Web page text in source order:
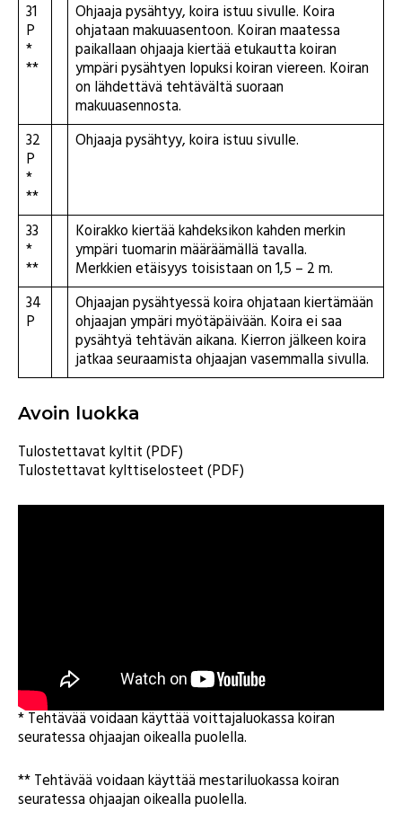
31
P
*
**
Ohjaaja pysähtyy, koira istuu sivulle. Koira
ohjataan makuuasentoon. Koiran maatessa
paikallaan ohjaaja kiertää etukautta koiran
ympäri pysähtyen lopuksi koiran viereen. Koiran
on lähdettävä tehtävältä suoraan
makuuasennosta.
32
P
*
**
Ohjaaja pysähtyy, koira istuu sivulle.
33
*
**
Koirakko kiertää kahdeksikon kahden merkin
ympäri tuomarin määräämällä tavalla.
Merkkien etäisyys toisistaan on 1,5 – 2 m.
34
P
Ohjaajan pysähtyessä koira ohjataan kiertämään
ohjaajan ympäri myötäpäivään. Koira ei saa
pysähtyä tehtävän aikana. Kierron jälkeen koira
jatkaa seuraamista ohjaajan vasemmalla sivulla.
Avoin luokka
Tulostettavat kyltit (PDF)
Tulostettavat kylttiselosteet (PDF)
* Tehtävää voidaan käyttää voittajaluokassa koiran
seuratessa ohjaajan oikealla puolella.
** Tehtävää voidaan käyttää mestariluokassa koiran
seuratessa ohjaajan oikealla puolella.